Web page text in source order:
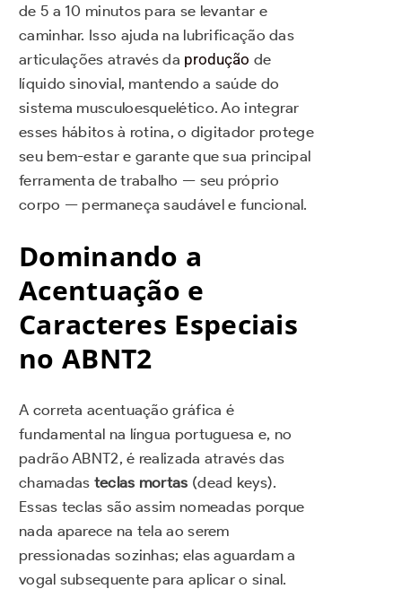
de 5 a 10 minutos para se levantar e
caminhar. Isso ajuda na lubrificação das
articulações através da produção de
líquido sinovial, mantendo a saúde do
sistema musculoesquelético. Ao integrar
esses hábitos à rotina, o digitador protege
seu bem-estar e garante que sua principal
ferramenta de trabalho — seu próprio
corpo — permaneça saudável e funcional.
Dominando a
Acentuação e
Caracteres Especiais
no ABNT2
A correta acentuação gráfica é
fundamental na língua portuguesa e, no
padrão ABNT2, é realizada através das
chamadas teclas mortas (dead keys).
Essas teclas são assim nomeadas porque
nada aparece na tela ao serem
pressionadas sozinhas; elas aguardam a
vogal subsequente para aplicar o sinal.